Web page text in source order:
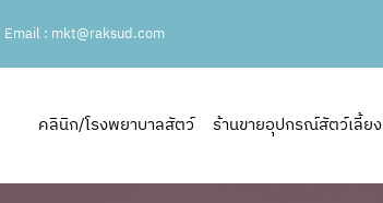
Email : mkt@raksud.com
คลินิก/โรงพยาบาลสัตว์ ร้านขายอุปกรณ์สัตว์เลี้ยง